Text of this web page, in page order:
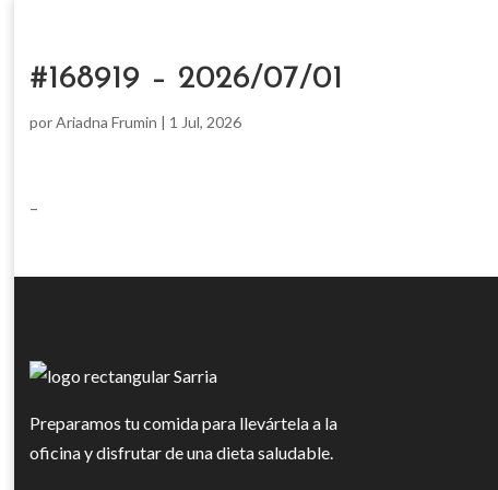
#168919 – 2026/07/01
porAriadna Frumin | 1 Jul, 2026
–
Preparamos tu comida para llevártela a la
oficina y disfrutar de una dieta saludable.